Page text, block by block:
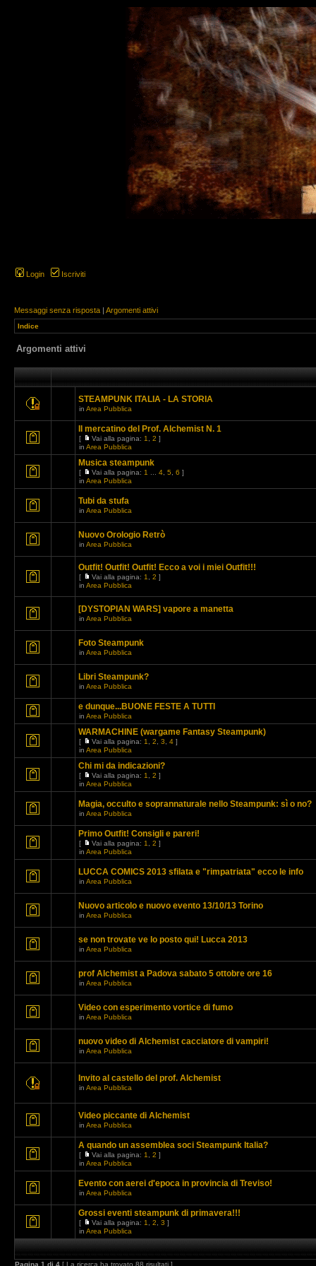
Login Iscriviti
Messaggi senza risposta | Argomenti attivi
Indice
Argomenti attivi
STEAMPUNK ITALIA - LA STORIA
in Area Pubblica
Il mercatino del Prof. Alchemist N. 1
[ Vai alla pagina: 1 2 ]
in Area Pubblica
Musica steampunk
[ Vai alla pagina: 1 4 5 6 ]
in Area Pubblica
Tubi da stufa
in Area Pubblica
Nuovo Orologio Retrò
in Area Pubblica
Outfit! Outfit! Outfit! Ecco a voi i miei Outfit!!!
[ Vai alla pagina: 1 2 ]
in Area Pubblica
[DYSTOPIAN WARS] vapore a manetta
in Area Pubblica
Foto Steampunk
in Area Pubblica
Libri Steampunk?
in Area Pubblica
e dunque...BUONE FESTE A TUTTI
in Area Pubblica
WARMACHINE (wargame Fantasy Steampunk)
[ Vai alla pagina: 1 2 3 4 ]
in Area Pubblica
Chi mi da indicazioni?
[ Vai alla pagina: 1 2 ]
in Area Pubblica
Magia, occulto e soprannaturale nello Steampunk: sì o no?
in Area Pubblica
Primo Outfit! Consigli e pareri!
[ Vai alla pagina: 1 2 ]
in Area Pubblica
LUCCA COMICS 2013 sfilata e "rimpatriata" ecco le info
in Area Pubblica
Nuovo articolo e nuovo evento 13/10/13 Torino
in Area Pubblica
se non trovate ve lo posto qui! Lucca 2013
in Area Pubblica
prof Alchemist a Padova sabato 5 ottobre ore 16
in Area Pubblica
Video con esperimento vortice di fumo
in Area Pubblica
nuovo video di Alchemist cacciatore di vampiri!
in Area Pubblica
Invito al castello del prof. Alchemist
in Area Pubblica
Video piccante di Alchemist
in Area Pubblica
A quando un assemblea soci Steampunk Italia?
[ Vai alla pagina: 1 2 ]
in Area Pubblica
Evento con aerei d'epoca in provincia di Treviso!
in Area Pubblica
Grossi eventi steampunk di primavera!!!
[ Vai alla pagina: 1 2 3 ]
in Area Pubblica
Pagina 1 di 4 [ La ricerca ha trovato 88 risultati ]